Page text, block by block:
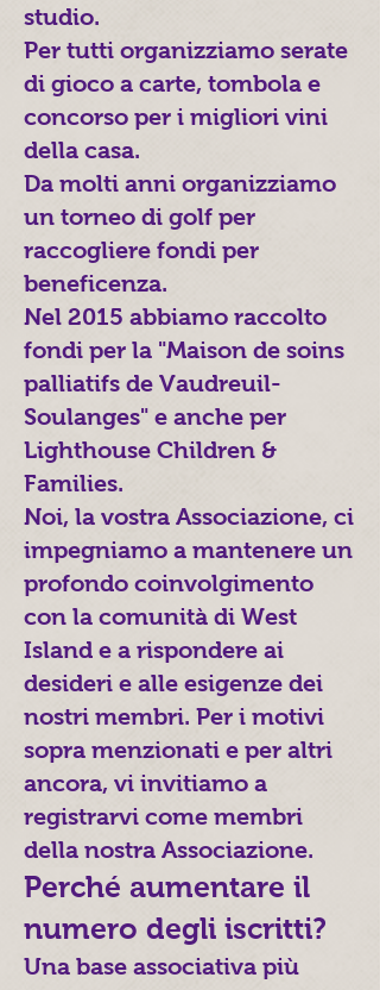
studio.
Per tutti organizziamo serate
di gioco a carte, tombola e
concorso per i migliori vini
della casa.
Da molti anni organizziamo
un torneo di golf per
raccogliere fondi per
beneficenza.
Nel 2015 abbiamo raccolto
fondi per la "Maison de soins
palliatifs de Vaudreuil-
Soulanges" e anche per
Lighthouse Children &
Families.
Noi, la vostra Associazione, ci
impegniamo a mantenere un
profondo coinvolgimento
con la comunità di West
Island e a rispondere ai
desideri e alle esigenze dei
nostri membri. Per i motivi
sopra menzionati e per altri
ancora, vi invitiamo a
registrarvi come membri
della nostra Associazione.
Perché aumentare il
numero degli iscritti?
Una base associativa più